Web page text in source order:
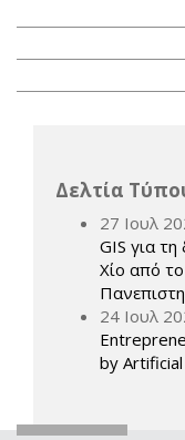
Δελτία
27 Ιουλ
GIS για
Χίο από
24 Ιουλ
by